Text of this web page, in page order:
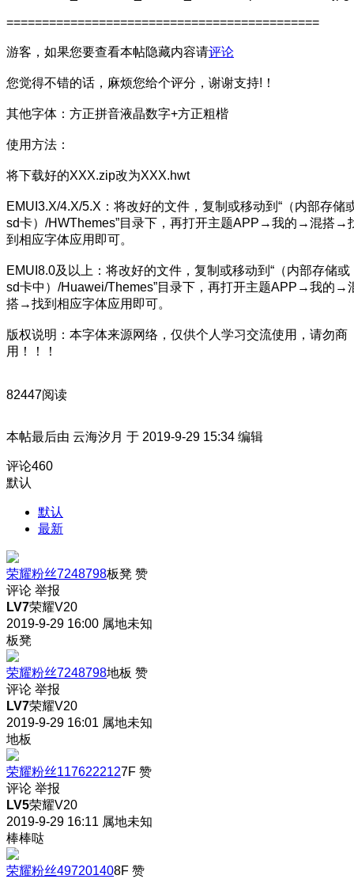
============================================
游客，如果您要查看本帖隐藏内容请评论
您觉得不错的话，麻烦您给个评分，谢谢支持!！
其他字体：方正拼音液晶数字+方正粗楷
使用方法：
将下载好的XXX.zip改为XXX.hwt
EMUI3.X/4.X/5.X：将改好的文件，复制或移动到“（内部存储
sd卡）/HWThemes”目录下，再打开主题APP→我的→混搭→
到相应字体应用即可。
EMUI8.0及以上：将改好的文件，复制或移动到“（内部存储或
sd卡中）/Huawei/Themes”目录下，再打开主题APP→我的→
搭→找到相应字体应用即可。
版权说明：本字体来源网络，仅供个人学习交流使用，请勿商
用！！！
82447阅读
本帖最后由 云海汐月 于 2019-9-29 15:34 编辑
评论460
默认
默认
最新
荣耀粉丝7248798板凳 赞
评论 举报
LV7荣耀V20
2019-9-29 16:00 属地未知
板凳
荣耀粉丝7248798地板 赞
评论 举报
LV7荣耀V20
2019-9-29 16:01 属地未知
地板
荣耀粉丝1176222127F 赞
评论 举报
LV5荣耀V20
2019-9-29 16:11 属地未知
棒棒哒
荣耀粉丝497201408F 赞